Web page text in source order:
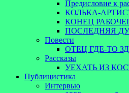
Предисловие к
КОЛЬКА-
КОНЕЦ
ПОСЛЕДНЯЯ
Повести
ОТЕЦ ГДЕ-ТО
Рассказы
УЕХАТЬ ИЗ
Публицистика
Интервью